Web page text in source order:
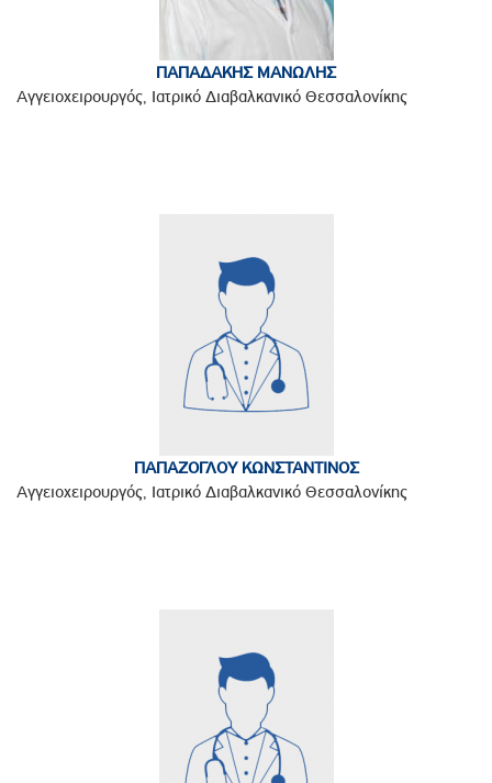
ΠΑΠΑΔΑΚΗΣ ΜΑΝΩΛΗΣ
Αγγειοχειρουργός, Ιατρικό Διαβαλκανικό Θεσσαλονίκης
ΠΑΠΑΖΟΓΛΟΥ ΚΩΝΣΤΑΝΤΙΝΟΣ
Αγγειοχειρουργός, Ιατρικό Διαβαλκανικό Θεσσαλονίκης